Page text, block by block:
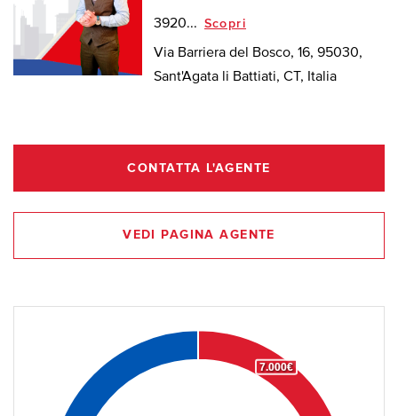
3920... Scopri
Via Barriera del Bosco, 16, 95030,
Sant'Agata li Battiati, CT, Italia
CONTATTA L'AGENTE
VEDI PAGINA AGENTE
7.000€